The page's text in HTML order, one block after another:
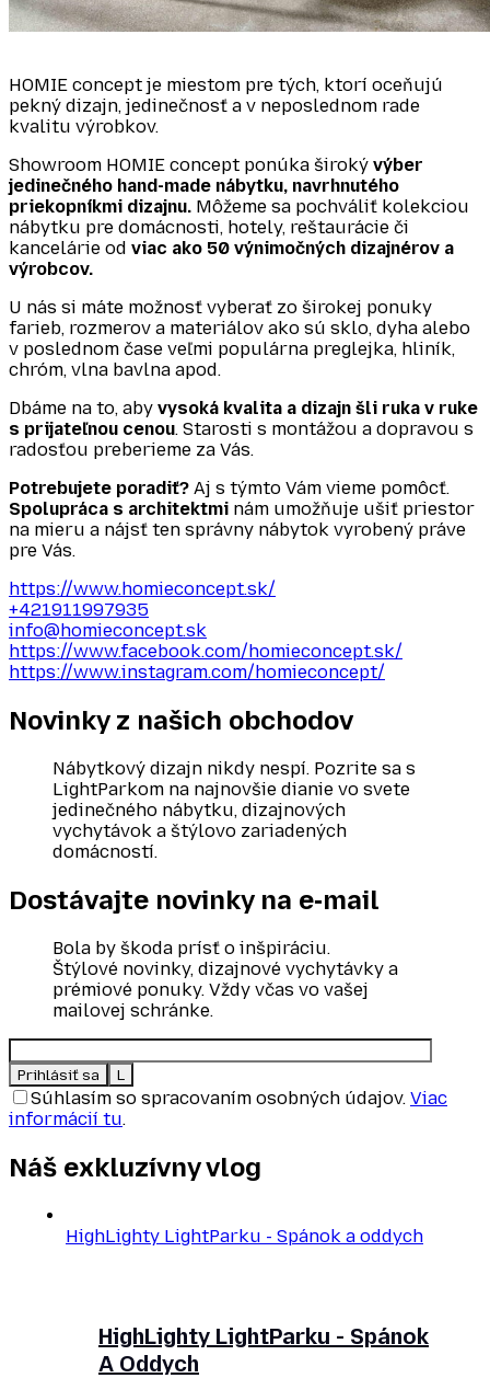
HOMIE concept je miestom pre tých, ktorí oceňujú
pekný dizajn, jedinečnosť a v neposlednom rade
kvalitu výrobkov.
Showroom HOMIE concept ponúka široký výber
jedinečného hand-made nábytku, navrhnutého
priekopníkmi dizajnu. Môžeme sa pochváliť kolekciou
nábytku pre domácnosti, hotely, reštaurácie či
kancelárie od viac ako 50 výnimočných dizajnérov a
výrobcov.
U nás si máte možnosť vyberať zo širokej ponuky
farieb, rozmerov a materiálov ako sú sklo, dyha alebo
v poslednom čase veľmi populárna preglejka, hliník,
chróm, vlna bavlna apod.
Dbáme na to, aby vysoká kvalita a dizajn šli ruka v ruke
s prijateľnou cenou. Starosti s montážou a dopravou s
radosťou preberieme za Vás.
Potrebujete poradiť? Aj s týmto Vám vieme pomôcť.
Spolupráca s architektmi nám umožňuje ušiť priestor
na mieru a nájsť ten správny nábytok vyrobený práve
pre Vás.
https://www.homieconcept.sk/
+421911997935
info@homieconcept.sk
https://www.facebook.com/homieconcept.sk/
https://www.instagram.com/homieconcept/
Novinky z našich obchodov
Nábytkový dizajn nikdy nespí. Pozrite sa s
LightParkom na najnovšie dianie vo svete
jedinečného nábytku, dizajnových
vychytávok a štýlovo zariadených
domácností.
Dostávajte novinky na e‑mail
Bola by škoda prísť o inšpiráciu.
Štýlové novinky, dizajnové vychytávky a
prémiové ponuky. Vždy včas vo vašej
mailovej schránke.
Súhlasím so spracovaním osobných údajov. Viac
informácií tu.
Náš exkluzívnyvlog
HighLighty LightParku - Spánok a oddych
HighLighty LightParku - Spánok
A Oddych